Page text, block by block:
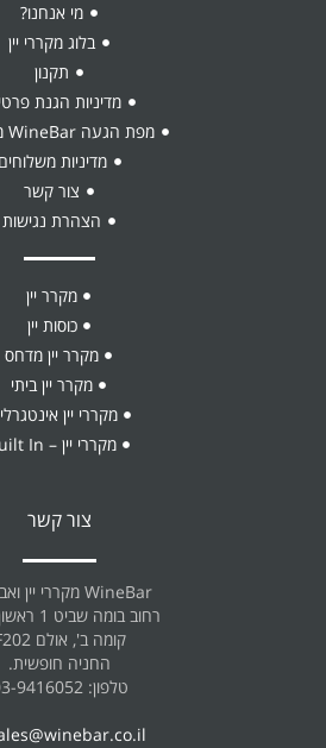
מי אנחנו?
בלוג מקררי יין
תקנון
מדיניות הגנת
מפת הגעה WineBar מקררי יין
מדיניות משלוחים
צור קשר
הצהרת נגישות
מקרר יין
כוסות יין
מקרר יין מדחס
מקרר יין ביתי
מקררי יין
מקררי יין – Built In
צור קשר
WineBar מקררי יין ואביזרים
רחוב בומה שביט 1 ראשון לציון.
קומה ב', אולם F202
החניה חופשית.
טלפון: 03-9416052